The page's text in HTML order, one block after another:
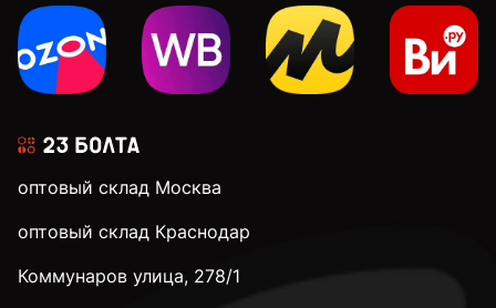
оптовый склад Москва
оптовый склад Краснодар
Коммунаров улица, 278/1